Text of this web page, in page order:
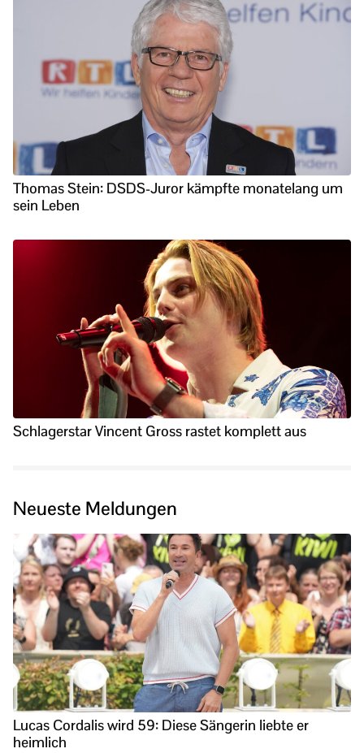
Thomas Stein: DSDS-Juror kämpfte monatelang um
sein Leben
Schlagerstar Vincent Gross rastet komplett aus
Neueste Meldungen
Lucas Cordalis wird 59: Diese Sängerin liebte er
heimlich